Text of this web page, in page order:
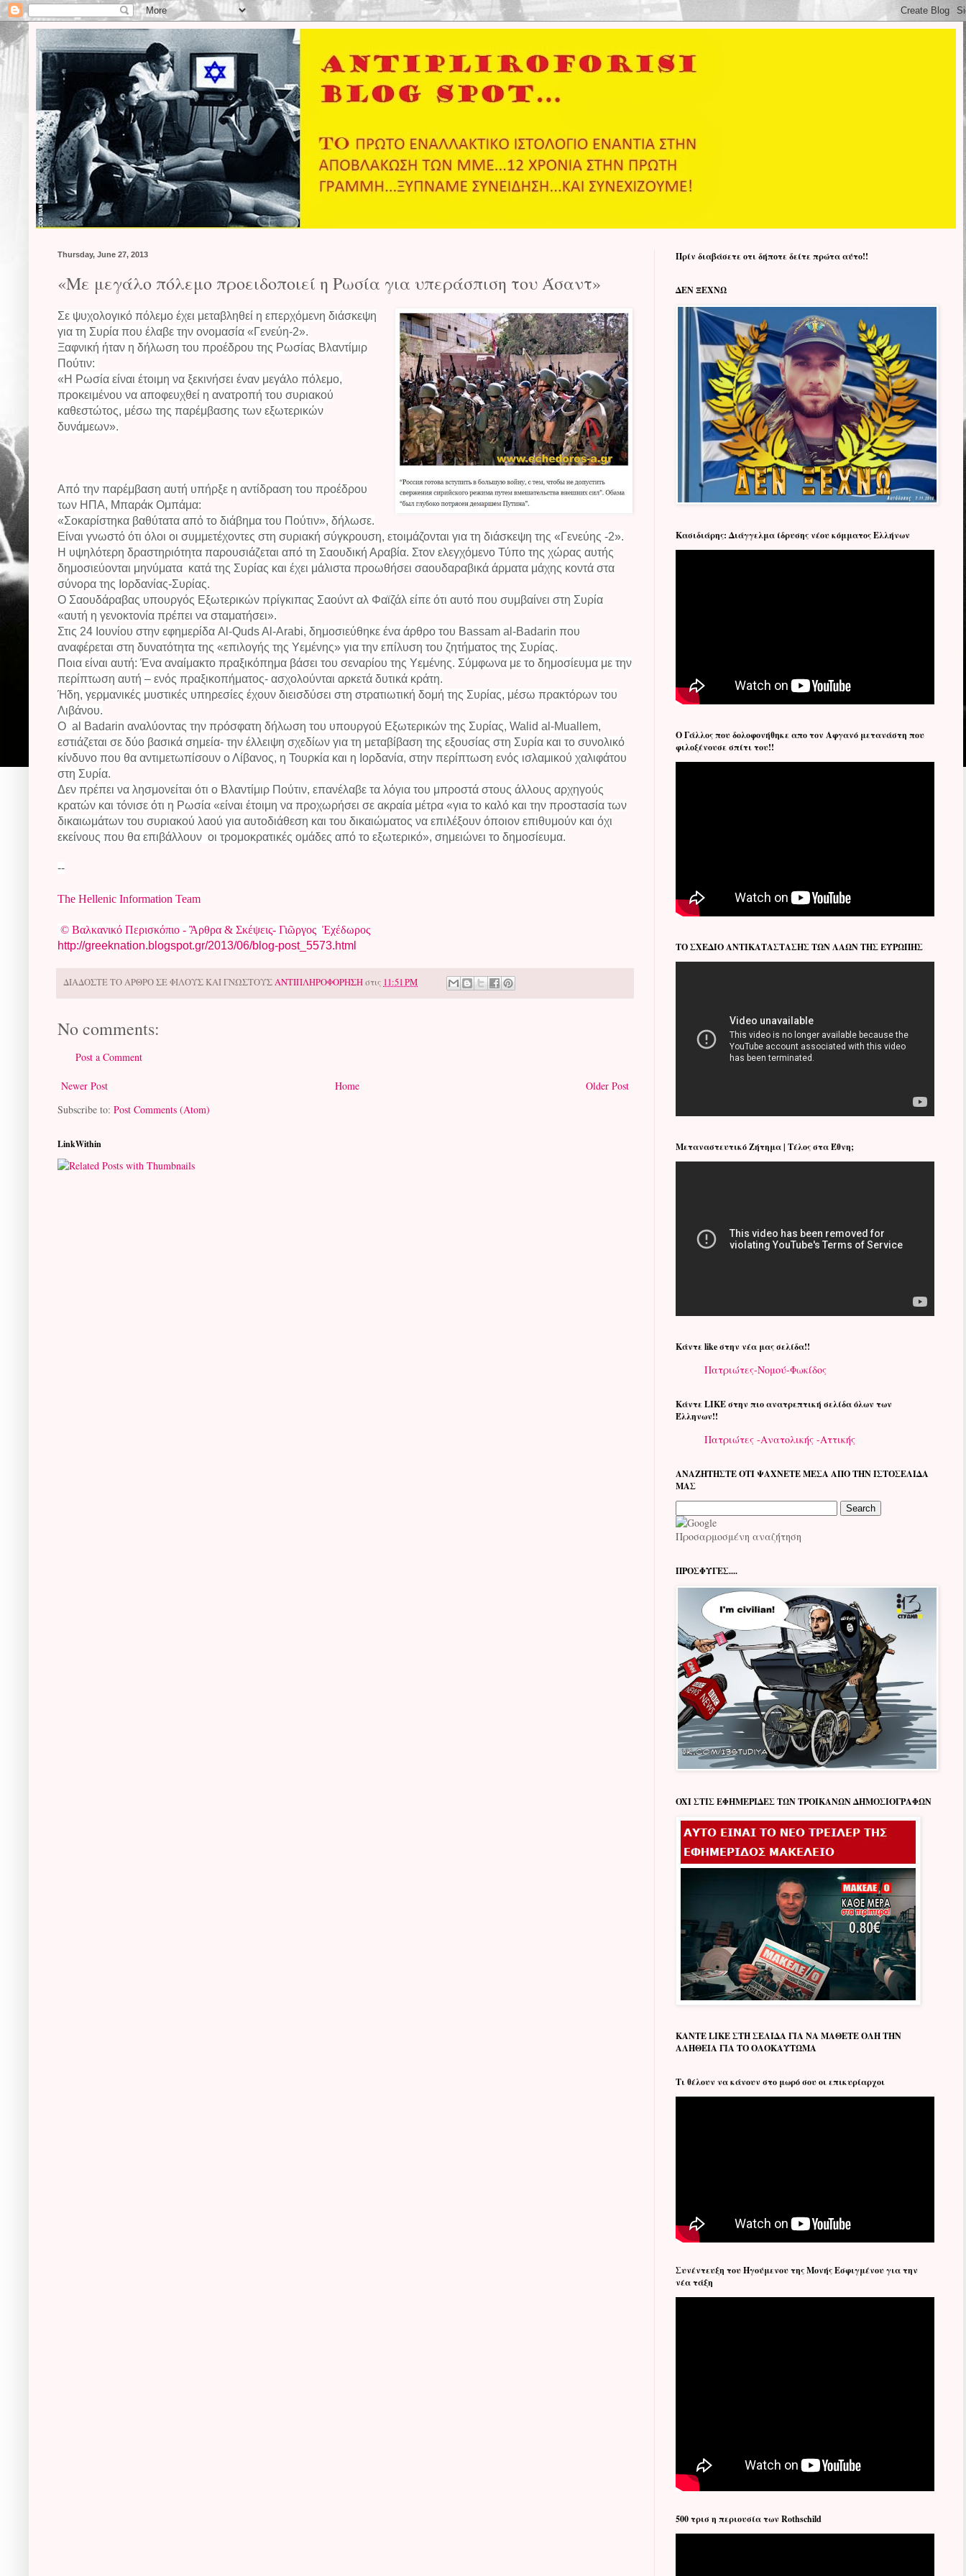
Thursday, June 27, 2013
«Με μεγάλο πόλεμο προειδοποιεί η Ρωσία για υπεράσπιση του Άσαντ»
Σε ψυχολογικό πόλεμο έχει μεταβληθεί η επερχόμενη διάσκεψη
για τη Συρία που έλαβε την ονομασία «Γενεύη-2».
Ξαφνική ήταν η δήλωση του προέδρου της Ρωσίας Βλαντίμιρ
Πούτιν:
«Η Ρωσία είναι έτοιμη να ξεκινήσει έναν μεγάλο πόλεμο,
προκειμένου να αποφευχθεί η ανατροπή του συριακού
καθεστώτος, μέσω της παρέμβασης των εξωτερικών
δυνάμεων».
Από την παρέμβαση αυτή υπήρξε η αντίδραση του προέδρου
των ΗΠΑ, Μπαράκ Ομπάμα:
«Σοκαρίστηκα βαθύτατα από το διάβημα του Πούτιν», δήλωσε.
Είναι γνωστό ότι όλοι οι συμμετέχοντες στη συριακή σύγκρουση, ετοιμάζονται για τη διάσκεψη της «Γενεύης -2».
Η υψηλότερη δραστηριότητα παρουσιάζεται από τη Σαουδική Αραβία. Στον ελεγχόμενο Τύπο της χώρας αυτής
δημοσιεύονται μηνύματα κατά της Συρίας και έχει μάλιστα προωθήσει σαουδαραβικά άρματα μάχης κοντά στα
σύνορα της Ιορδανίας-Συρίας.
Ο Σαουδάραβας υπουργός Εξωτερικών πρίγκιπας Σαούντ αλ Φαϊζάλ είπε ότι αυτό που συμβαίνει στη Συρία
«αυτή η γενοκτονία πρέπει να σταματήσει».
Στις 24 Ιουνίου στην εφημερίδα Al-Quds Al-Arabi, δημοσιεύθηκε ένα άρθρο του Bassam al-Badarin που
αναφέρεται στη δυνατότητα της «επιλογής της Υεμένης» για την επίλυση του ζητήματος της Συρίας.
Ποια είναι αυτή: Ένα αναίμακτο πραξικόπημα βάσει του σεναρίου της Υεμένης. Σύμφωνα με το δημοσίευμα με την
περίπτωση αυτή – ενός πραξικοπήματος- ασχολούνται αρκετά δυτικά κράτη.
Ήδη, γερμανικές μυστικές υπηρεσίες έχουν διεισδύσει στη στρατιωτική δομή της Συρίας, μέσω πρακτόρων του
Λιβάνου.
Ο al
Badarin αναλύοντας την πρόσφατη δήλωση του υπουργού Εξωτερικών της Συρίας, Walid al-Muallem,
εστιάζεται σε δύο βασικά σημεία- την έλλειψη σχεδίων για τη μεταβίβαση της εξουσίας στη Συρία και το συνολικό
κίνδυνο που θα αντιμετωπίσουν ο Λίβανος, η Τουρκία και η Ιορδανία, στην περίπτωση ενός ισλαμικού χαλιφάτου
στη Συρία.
Δεν πρέπει να λησμονείται ότι ο Βλαντίμιρ Πούτιν, επανέλαβε τα λόγια του μπροστά στους άλλους αρχηγούς
κρατών και τόνισε ότι η Ρωσία «είναι έτοιμη να προχωρήσει σε ακραία μέτρα «για το καλό και την προστασία των
δικαιωμάτων του συριακού λαού για αυτοδιάθεση και του δικαιώματος να επιλέξουν όποιον επιθυμούν και όχι
εκείνους που θα επιβάλλουν οι τρομοκρατικές ομάδες από το εξωτερικό», σημειώνει το δημοσίευμα.
--
The Hellenic Information Team
© Βαλκανικό Περισκόπιο - Ἂρθρα & Σκέψεις- Γιῶργος Ἐχέδωρος
http://greeknation.blogspot.gr/2013/06/blog-post_5573.html
ΔΙΑΔΟΣΤΕ ΤΟ ΑΡΘΡΟ ΣΕ ΦΙΛΟΥΣ ΚΑΙ ΓΝΩΣΤΟΥΣΑΝΤΙΠΛΗΡΟΦΟΡΗΣΗστις 11:51 PM
No comments:
Post a Comment
Newer Post Older Post
Home
Subscribe to: Post Comments (Atom)
LinkWithin
Πρίν διαβάσετε οτι δήποτε δείτε πρώτα αύτο!!
ΔΕΝ ΞΕΧΝΩ
Κασιδιάρης: Διάγγελμα ίδρυσης νέου κόμματος Ελλήνων
Ο Γάλλος που δολοφονήθηκε απο τον Αφγανό μετανάστη που
φιλοξένουσε σπίτι του!!
ΤΟ ΣΧΕΔΙΟ ΑΝΤΙΚΑΤΑΣΤΑΣΗΣ ΤΩΝ ΛΑΩΝ ΤΗΣ ΕΥΡΩΠΗΣ
Μεταναστευτικό Ζήτημα | Τέλος στα Έθνη;
Kάντε like στην νέα μας σελίδα!!
Πατριώτες-Νομού-Φωκίδος
Kάντε LIKE στην πιο ανατρεπτική σελίδα όλων των
Έλληνων!!
Πατριώτες -Ανατολικής -Αττικής
ΑΝΑΖΗΤΗΣΤΕ ΟΤΙ ΨΑΧΝΕΤΕ ΜΕΣΑ ΑΠΟ ΤΗΝ ΙΣΤΟΣΕΛΙΔΑ
ΜΑΣ
Προσαρμοσμένη αναζήτηση
ΠΡΟΣΦΥΓΕΣ....
OXI ΣΤΙΣ ΕΦΗΜΕΡΙΔΕΣ ΤΩΝ ΤΡΟΙΚΑΝΩΝ ΔΗΜΟΣΙΟΓΡΑΦΩΝ
ΚΑΝΤΕ LIKE ΣΤΗ ΣΕΛΙΔΑ ΓΙΑ ΝΑ ΜΑΘΕΤΕ ΟΛΗ ΤΗΝ
ΑΛΗΘΕΙΑ ΓΙΑ ΤΟ ΟΛΟΚΑΥΤΩΜΑ
Tι θέλουν να κάνουν στο μωρό σου οι επικυρίαρχοι
Συνέντευξη του Ηγούμενου της Μονής Εσφιγμένου για την
νέα τάξη
500 τρισ η περιουσία των Rothschild